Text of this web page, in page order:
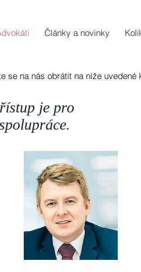
Články a novinky
se na nás obrátit na níže uvedené
je pro